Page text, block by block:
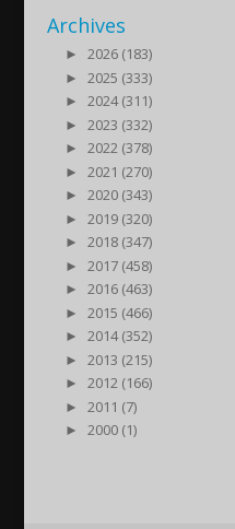
Archives
►
2026 (183)
►
2025 (333)
►
2024 (311)
►
2023 (332)
►
2022 (378)
►
2021 (270)
►
2020 (343)
►
2019 (320)
►
2018 (347)
►
2017 (458)
►
2016 (463)
►
2015 (466)
►
2014 (352)
►
2013 (215)
►
2012 (166)
►
2011 (7)
►
2000 (1)